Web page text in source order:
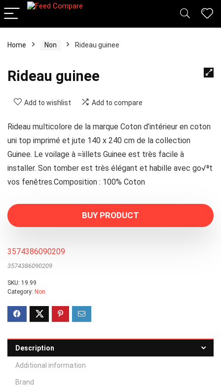
Home Non Rideau guinee
Rideau guinee
Add to wishlist Add to compare
Rideau multicolore de la marque Coton d’intérieur en coton
uni top imprimé et jute 140 x 240 cm de la collection
Guinee. Le voilage à ≈ìillets Guinee est très facile à
installer. Son tomber est très élégant et habille avec go√ªt
vos fenêtres.Composition : 100% Coton
BUY PRODUCT
3574386090209
3574386090209
SKU: 19.99
Category: Non
Description
Additional information
Brand